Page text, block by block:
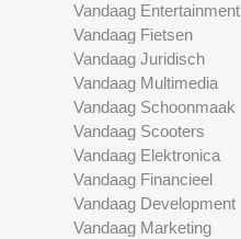
Vandaag Entertainment
Vandaag Fietsen
Vandaag Juridisch
Vandaag Multimedia
Vandaag Schoonmaak
Vandaag Scooters
Vandaag Elektronica
Vandaag Financieel
Vandaag Development
Vandaag Marketing